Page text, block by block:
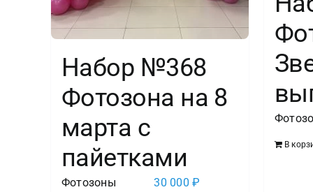
Набор №368
Фотозона на 8
марта с
пайетками
Фотозоны 30 000₽
В